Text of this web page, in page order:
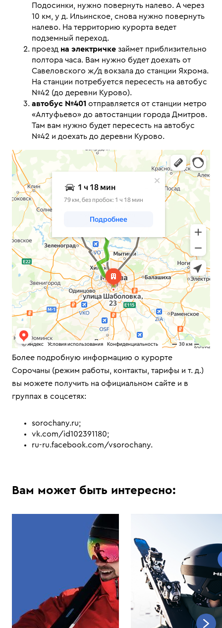
Подосинки, нужно повернуть налево. А через
10 км, у д. Ильинское, снова нужно повернуть
налево. На территорию курорта ведет
подземный переход.
проезд на электричке займет приблизительно
полтора часа. Вам нужно будет доехать от
Савеловского ж/д вокзала до станции Яхрома.
На станции потребуется пересесть на автобус
№42 (до деревни Курово).
автобус №401 отправляется от станции метро
«Алтуфьево» до автостанции города Дмитров.
Там вам нужно будет пересесть на автобус
№42 и доехать до деревни Курово.
Более подробную информацию о курорте
Сорочаны (режим работы, контакты, тарифы и т. д.)
вы можете получить на официальном сайте и в
группах в соцсетях:
sorochany.ru;
vk.com/id102391180;
ru-ru.facebook.com/vsorochany.
Вам может быть интересно: